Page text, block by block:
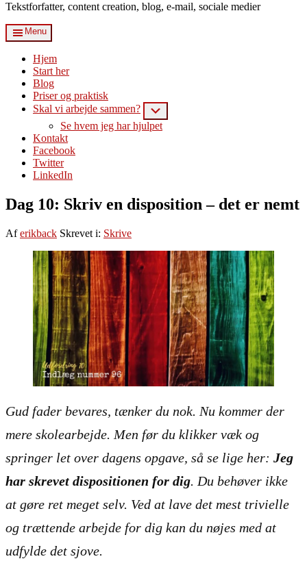
Tekstforfatter, content creation, blog, e-mail, sociale medier
Menu
Hjem
Start her
Blog
Priser og praktisk
Skal vi arbejde sammen?
Se hvem jeg har hjulpet
Kontakt
Facebook
Twitter
LinkedIn
Dag 10: Skriv en disposition – det er nemt
Aferikback Skrevet i: Skrive
Gud fader bevares, tænker du nok. Nu kommer der
mere skolearbejde. Men før du klikker væk og
springer let over dagens opgave, så se lige her: Jeg
har skrevet dispositionen for dig. Du behøver ikke
at gøre ret meget selv. Ved at lave det mest trivielle
og trættende arbejde for dig kan du nøjes med at
udfylde det sjove.